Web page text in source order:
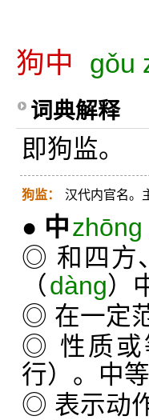
狗中 gǒu
词典解释
即狗监。
狗监： 汉代内官名。
● 中zhōng
◎ 和四方
（dàng）
◎ 在一定
◎ 性质或
行）。中
◎ 表示动